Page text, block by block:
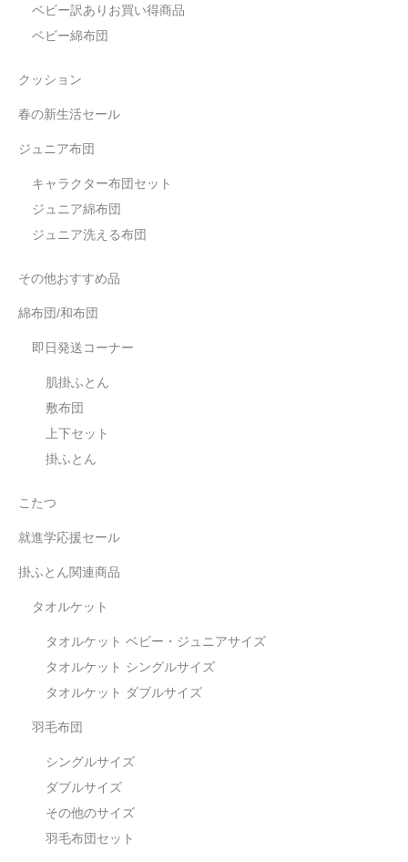
ベビー訳ありお買い得商品
ベビー綿布団
クッション
春の新生活セール
ジュニア布団
キャラクター布団セット
ジュニア綿布団
ジュニア洗える布団
その他おすすめ品
綿布団/和布団
即日発送コーナー
肌掛ふとん
敷布団
上下セット
掛ふとん
こたつ
就進学応援セール
掛ふとん関連商品
タオルケット
タオルケット ベビー・ジュニアサイズ
タオルケット シングルサイズ
タオルケット ダブルサイズ
羽毛布団
シングルサイズ
ダブルサイズ
その他のサイズ
羽毛布団セット